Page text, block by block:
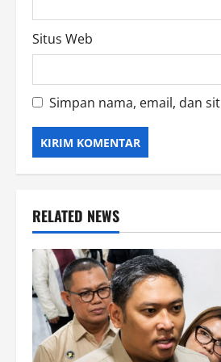
Situs Web
Simpan nama, email, dan
RELATED NEWS